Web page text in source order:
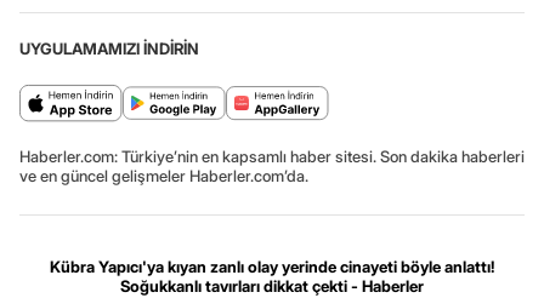
UYGULAMAMIZI İNDİRİN
Haberler.com: Türkiye’nin en kapsamlı haber sitesi. Son dakika haberleri
ve en güncel gelişmeler Haberler.com’da.
Kübra Yapıcı'ya kıyan zanlı olay yerinde cinayeti böyle anlattı!
Soğukkanlı tavırları dikkat çekti - Haberler